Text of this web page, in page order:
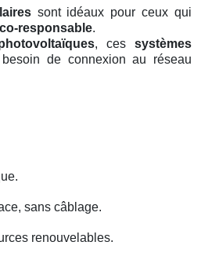
sont idéaux pour ceux qui
responsable.
, cessystèmes
de connexion au réseau
sans câblage.
renouvelables.